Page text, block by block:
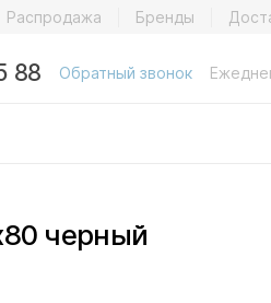
Распродажа Бренды
88 Обратный звонок
черный